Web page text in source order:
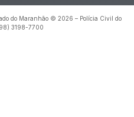
do Maranhão © 2026 – Polícia Civil do
3198-7700